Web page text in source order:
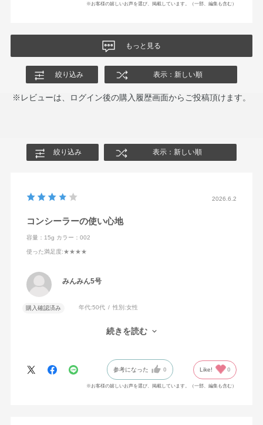
※お客様の嬉しいお声を選び、掲載しています。（一部、編集も含む）
もっと見る
絞り込み 表示：新しい順
※レビューは、ログイン後の購入履歴画面からご投稿頂けます。
絞り込み 表示：新しい順
2026.6.2
コンシーラーの使い心地
容量：15g カラー：002
使った満足度:★★★★
みんみん5号
購入確認済み 年代:50代 性別:女性
もったりせず、逆にサラッともせず、マット感がちょうどよく、
続きを読む
参考になった 0 Like! 0
※お客様の嬉しいお声を選び、掲載しています。（一部、編集も含む）